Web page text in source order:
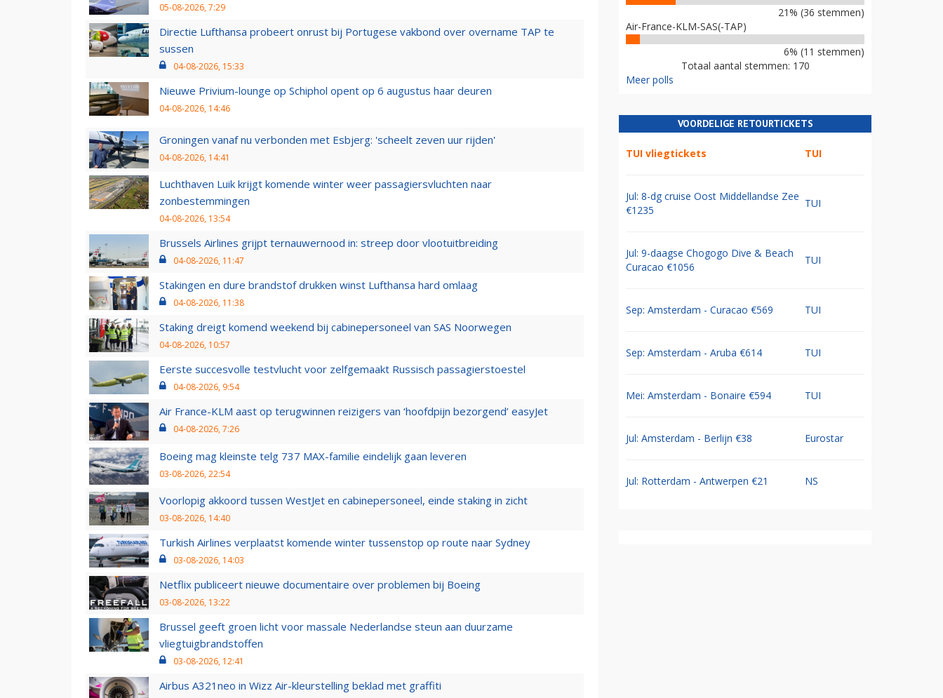
05-08-2026, 7:29
Directie Lufthansa probeert onrust bij Portugese vakbond over overname TAP te
sussen
04-08-2026, 15:33
Nieuwe Privium-lounge op Schiphol opent op 6 augustus haar deuren
04-08-2026, 14:46
Groningen vanaf nu verbonden met Esbjerg: 'scheelt zeven uur rijden'
04-08-2026, 14:41
Luchthaven Luik krijgt komende winter weer passagiersvluchten naar
zonbestemmingen
04-08-2026, 13:54
Brussels Airlines grijpt ternauwernood in: streep door vlootuitbreiding
04-08-2026, 11:47
Stakingen en dure brandstof drukken winst Lufthansa hard omlaag
04-08-2026, 11:38
Staking dreigt komend weekend bij cabinepersoneel van SAS Noorwegen
04-08-2026, 10:57
Eerste succesvolle testvlucht voor zelfgemaakt Russisch passagierstoestel
04-08-2026, 9:54
Air France-KLM aast op terugwinnen reizigers van ‘hoofdpijn bezorgend’ easyJet
04-08-2026, 7:26
Boeing mag kleinste telg 737 MAX-familie eindelijk gaan leveren
03-08-2026, 22:54
Voorlopig akkoord tussen WestJet en cabinepersoneel, einde staking in zicht
03-08-2026, 14:40
Turkish Airlines verplaatst komende winter tussenstop op route naar Sydney
03-08-2026, 14:03
Netflix publiceert nieuwe documentaire over problemen bij Boeing
03-08-2026, 13:22
Brussel geeft groen licht voor massale Nederlandse steun aan duurzame
vliegtuigbrandstoffen
03-08-2026, 12:41
Airbus A321neo in Wizz Air-kleurstelling beklad met graffiti
21% (36 stemmen)
Air-France-KLM-SAS(-TAP)
6% (11 stemmen)
Totaal aantal stemmen: 170
Meer polls
VOORDELIGE RETOURTICKETS
TUI vliegtickets TUI
Jul: 8-dg cruise Oost Middellandse Zee
€1235
TUI
Jul: 9-daagse Chogogo Dive & Beach
Curacao €1056
TUI
Sep: Amsterdam - Curacao €569 TUI
Sep: Amsterdam - Aruba €614 TUI
Mei: Amsterdam - Bonaire €594 TUI
Jul: Amsterdam - Berlijn €38 Eurostar
Jul: Rotterdam - Antwerpen €21 NS